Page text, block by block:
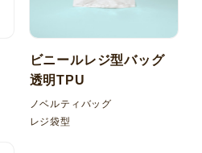
ビニールレジ型バッグ
透明TPU
ノベルティバッグ
レジ袋型